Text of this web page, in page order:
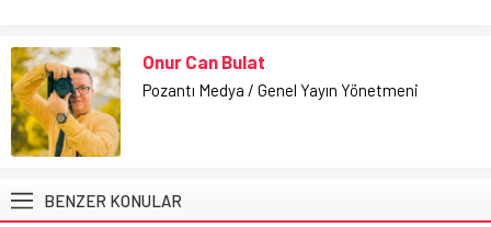
Onur Can Bulat
Pozantı Medya / Genel Yayın Yönetmeni
BENZER KONULAR